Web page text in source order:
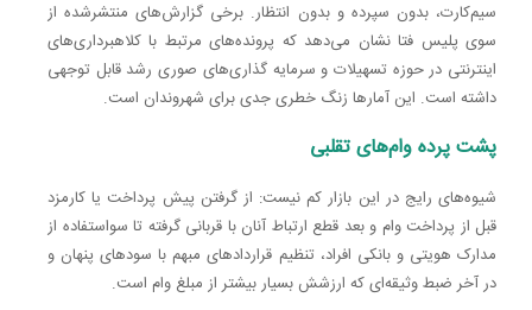
سیم‌کارت، بدون سپرده و بدون انتظار. برخی گزارش‌های منتشرشده از
سوی پلیس فتا نشان می‌دهد که پرونده‌های مرتبط با کلاهبرداری‌های
اینترنتی در حوزه تسهیلات و سرمایه گذاری‌های صوری رشد قابل توجهی
داشته است. این آمار‌ها زنگ خطری جدی برای شهروندان است.
پشت پرده وام‌های تقلبی
شیوه‌های رایج در این بازار کم نیست: از گرفتن پیش پرداخت یا کارمزد
قبل از پرداخت وام و بعد قطع ارتباط آنان با قربانی گرفته تا سواستفاده از
مدارک هویتی و بانکی افراد، تنظیم قرارداد‌های مبهم با سود‌های پنهان و
در آخر ضبط وثیقه‌ای که ارزشش بسیار بیشتر از مبلغ وام است.